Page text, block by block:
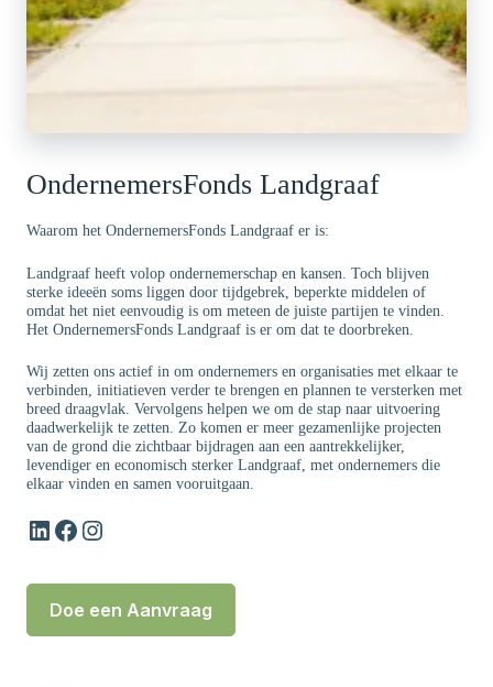
OndernemersFonds Landgraaf
Waarom het OndernemersFonds Landgraaf er is:
Landgraaf heeft volop ondernemerschap en kansen. Toch blijven
sterke ideeën soms liggen door tijdgebrek, beperkte middelen of
omdat het niet eenvoudig is om meteen de juiste partijen te vinden.
Het OndernemersFonds Landgraaf is er om dat te doorbreken.
Wij zetten ons actief in om ondernemers en organisaties met elkaar te
verbinden, initiatieven verder te brengen en plannen te versterken met
breed draagvlak. Vervolgens helpen we om de stap naar uitvoering
daadwerkelijk te zetten. Zo komen er meer gezamenlijke projecten
van de grond die zichtbaar bijdragen aan een aantrekkelijker,
levendiger en economisch sterker Landgraaf, met ondernemers die
elkaar vinden en samen vooruitgaan.
LinkedIn
Facebook
Instagram
Doe een Aanvraag